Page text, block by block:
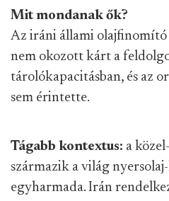
Mit mondanak ők?
Az iráni állami olajfinomító
nem okozott kárt a
tárolókapacitásban, és az
sem érintette.
Tágabb kontextus: a
származik a világ
egyharmada. Irán